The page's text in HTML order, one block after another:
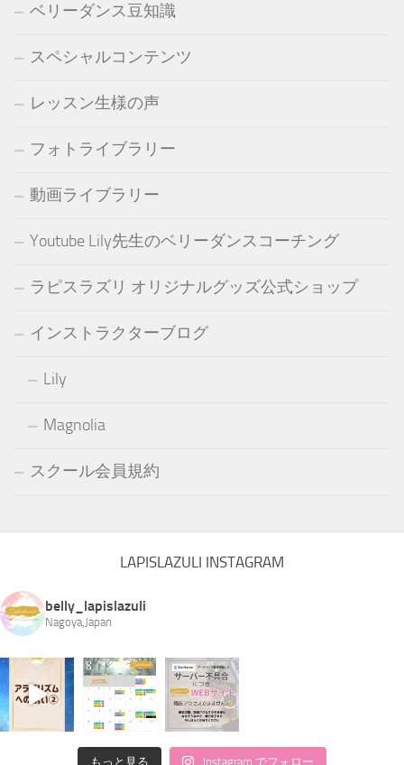
ベリーダンス豆知識
スペシャルコンテンツ
レッスン生様の声
フォトライブラリー
動画ライブラリー
Youtube Lily先生のベリーダンスコーチング
ラピスラズリ オリジナルグッズ公式ショップ
インストラクターブログ
Lily
Magnolia
スクール会員規約
LAPISLAZULI INSTAGRAM
belly_lapislazuli
Nagoya,Japan
もっと見る Instagram でフォロー